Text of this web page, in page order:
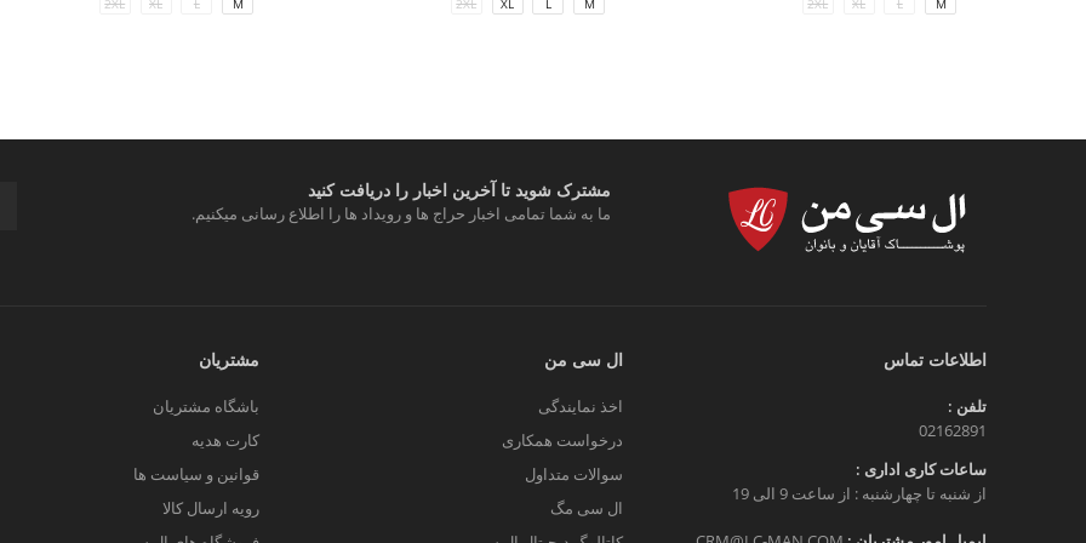
M
L
XL
2XL
M
L
XL
2XL
M
L
XL
2XL
مشترک شوید تا آخرین اخبار را دریافت کنید
ما به شما تمامی اخبار حراج ها و رویداد ها را اطلاع رسانی میکنیم.
اطلاعات تماس
تلفن :
02162891
ساعات کاری اداری :
از شنبه تا چهارشنبه : از ساعت 9 الی 19
ال سی من
اخذ نمایندگی
درخواست همکاری
سوالات متداول
ال سی مگ
مشتریان
باشگاه مشتریان
کارت هدیه
قوانین و سیاست ها
رویه ارسال کالا